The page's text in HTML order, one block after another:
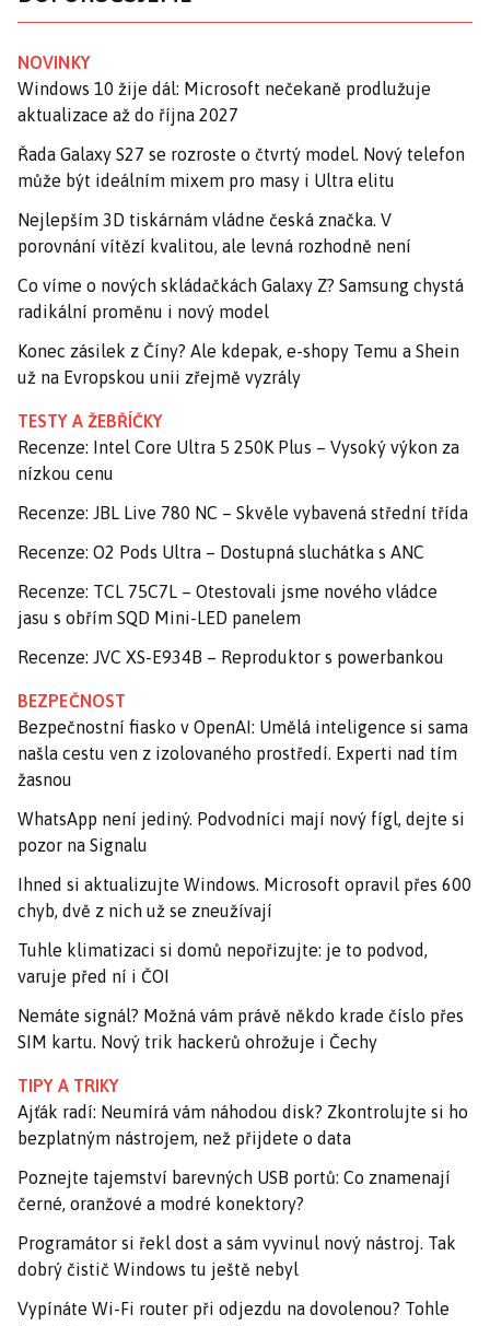
NOVINKY
Windows 10 žije dál: Microsoft nečekaně prodlužuje
aktualizace až do října 2027
Řada Galaxy S27 se rozroste o čtvrtý model. Nový telefon
může být ideálním mixem pro masy i Ultra elitu
Nejlepším 3D tiskárnám vládne česká značka. V
porovnání vítězí kvalitou, ale levná rozhodně není
Co víme o nových skládačkách Galaxy Z? Samsung chystá
radikální proměnu i nový model
Konec zásilek z Číny? Ale kdepak, e-shopy Temu a Shein
už na Evropskou unii zřejmě vyzrály
TESTY A ŽEBŘÍČKY
Recenze: Intel Core Ultra 5 250K Plus – Vysoký výkon za
nízkou cenu
Recenze: JBL Live 780 NC – Skvěle vybavená střední třída
Recenze: O2 Pods Ultra – Dostupná sluchátka s ANC
Recenze: TCL 75C7L – Otestovali jsme nového vládce
jasu s obřím SQD Mini-LED panelem
Recenze: JVC XS-E934B – Reproduktor s powerbankou
BEZPEČNOST
Bezpečnostní fiasko v OpenAI: Umělá inteligence si sama
našla cestu ven z izolovaného prostředí. Experti nad tím
žasnou
WhatsApp není jediný. Podvodníci mají nový fígl, dejte si
pozor na Signalu
Ihned si aktualizujte Windows. Microsoft opravil přes 600
chyb, dvě z nich už se zneužívají
Tuhle klimatizaci si domů nepořizujte: je to podvod,
varuje před ní i ČOI
Nemáte signál? Možná vám právě někdo krade číslo přes
SIM kartu. Nový trik hackerů ohrožuje i Čechy
TIPY A TRIKY
Ajťák radí: Neumírá vám náhodou disk? Zkontrolujte si ho
bezplatným nástrojem, než přijdete o data
Poznejte tajemství barevných USB portů: Co znamenají
černé, oranžové a modré konektory?
Programátor si řekl dost a sám vyvinul nový nástroj. Tak
dobrý čistič Windows tu ještě nebyl
Vypínáte Wi-Fi router při odjezdu na dovolenou? Tohle